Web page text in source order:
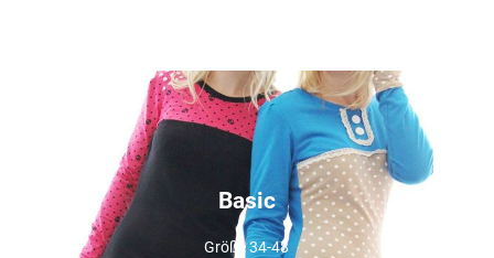
Basic
Größe 34-48